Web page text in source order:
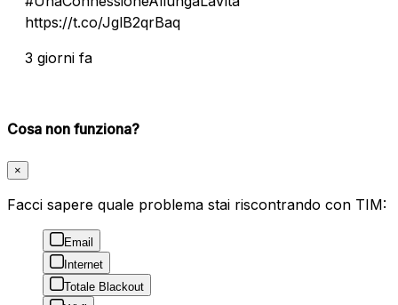
https://t.co/JglB2qrBaq
3 giorni fa
Cosa non funziona?
×
Facci sapere quale problema stai riscontrando con TIM:
Email
Internet
Totale Blackout